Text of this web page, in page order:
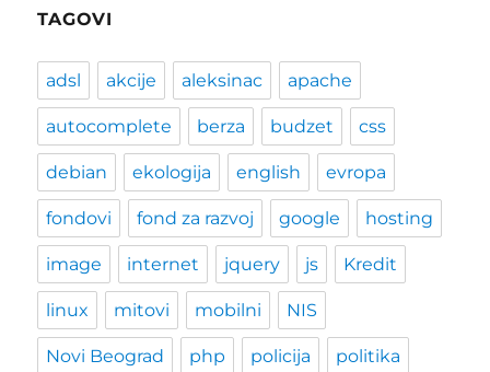
TAGOVI
adsl akcije aleksinac apache
autocomplete berza budzet css
debian ekologija english evropa
fondovi fond za razvoj google hosting
image internet jquery js Kredit
linux mitovi mobilni NIS
Novi Beograd php policija politika